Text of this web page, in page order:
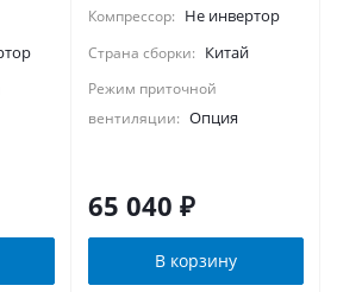
Компрессор: Не инвертор
Страна сборки: Китай
Режим приточной
вентиляции: Опция
65 040 ₽
В корзину